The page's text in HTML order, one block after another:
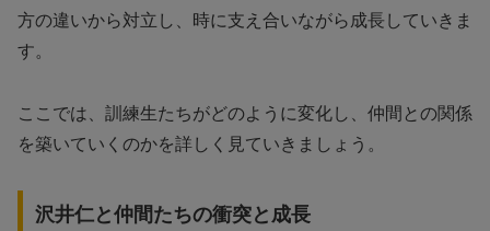
方の違いから対立し、時に支え合いながら成長していきま
す。
ここでは、訓練生たちがどのように変化し、仲間との関係
を築いていくのかを詳しく見ていきましょう。
沢井仁と仲間たちの衝突と成長